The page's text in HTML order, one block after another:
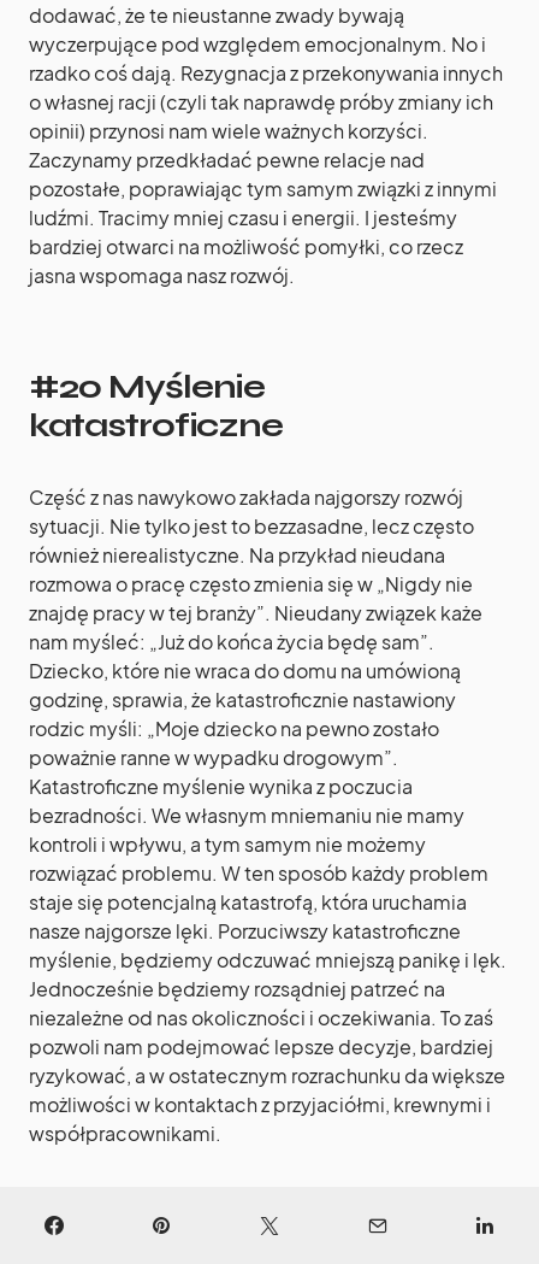
dodawać, że te nieustanne zwady bywają
wyczerpujące pod względem emocjonalnym. No i
rzadko coś dają. Rezygnacja z przekonywania innych
o własnej racji (czyli tak naprawdę próby zmiany ich
opinii) przynosi nam wiele ważnych korzyści.
Zaczynamy przedkładać pewne relacje nad
pozostałe, poprawiając tym samym związki z innymi
ludźmi. Tracimy mniej czasu i energii. I jesteśmy
bardziej otwarci na możliwość pomyłki, co rzecz
jasna wspomaga nasz rozwój.
#20 Myślenie
katastroficzne
Część z nas nawykowo zakłada najgorszy rozwój
sytuacji. Nie tylko jest to bezzasadne, lecz często
również nierealistyczne. Na przykład nieudana
rozmowa o pracę często zmienia się w „Nigdy nie
znajdę pracy w tej branży”. Nieudany związek każe
nam myśleć: „Już do końca życia będę sam”.
Dziecko, które nie wraca do domu na umówioną
godzinę, sprawia, że katastroficznie nastawiony
rodzic myśli: „Moje dziecko na pewno zostało
poważnie ranne w wypadku drogowym”.
Katastroficzne myślenie wynika z poczucia
bezradności. We własnym mniemaniu nie mamy
kontroli i wpływu, a tym samym nie możemy
rozwiązać problemu. W ten sposób każdy problem
staje się potencjalną katastrofą, która uruchamia
nasze najgorsze lęki. Porzuciwszy katastroficzne
myślenie, będziemy odczuwać mniejszą panikę i lęk.
Jednocześnie będziemy rozsądniej patrzeć na
niezależne od nas okoliczności i oczekiwania. To zaś
pozwoli nam podejmować lepsze decyzje, bardziej
ryzykować, a w ostatecznym rozrachunku da większe
możliwości w kontaktach z przyjaciółmi, krewnymi i
współpracownikami.